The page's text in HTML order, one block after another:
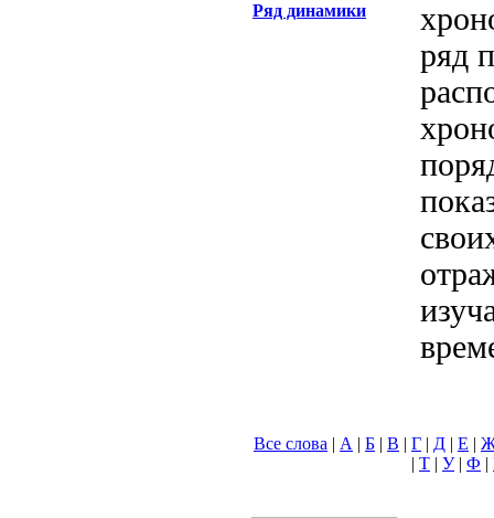
Ряд динамики
ряд
Все слова | А | Б | В | Г | Д | Е |
| Т | У| Ф |